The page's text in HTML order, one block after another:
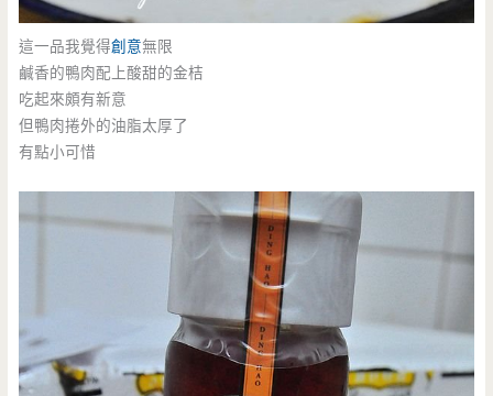
這一品我覺得創意無限
鹹香的鴨肉配上酸甜的金桔
吃起來頗有新意
但鴨肉捲外的油脂太厚了
有點小可惜